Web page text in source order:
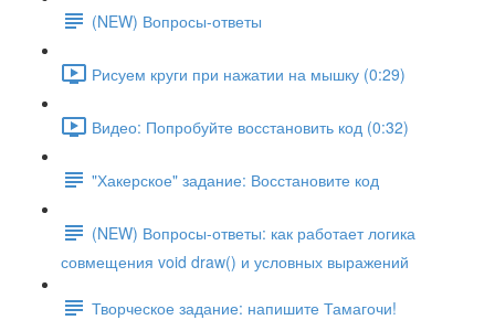
(NEW) Вопросы-ответы
Рисуем круги при нажатии на мышку (0:29)
Видео: Попробуйте восстановить код (0:32)
"Хакерское" задание: Восстановите код
(NEW) Вопросы-ответы: как работает логика
совмещения void draw() и условных выражений
Творческое задание: напишите Тамагочи!